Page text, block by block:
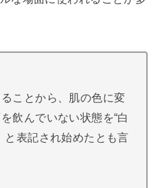
ことから、肌の色に変
飲んでいない状態を“白
と表記され始めたとも言